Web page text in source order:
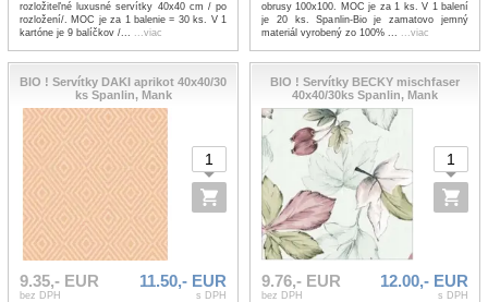
rozložiteľné luxusné servítky 40x40 cm / po
rozložení/. MOC je za 1 balenie = 30 ks. V 1
kartóne je 9 balíčkov /... ...viac
obrusy 100x100. MOC je za 1 ks. V 1 balení
je 20 ks. Spanlin-Bio je zamatovo jemný
materiál vyrobený zo 100% ... ...viac
BIO ! Servítky DAKI aprikot 40x40/30
ks Spanlin, Mank
9.35,- EUR
bez DPH
11.50,- EUR
s DPH
BIO ! Servítky BECKY mischfaser
40x40/30ks Spanlin, Mank
9.76,- EUR
bez DPH
12.00,- EUR
s DPH